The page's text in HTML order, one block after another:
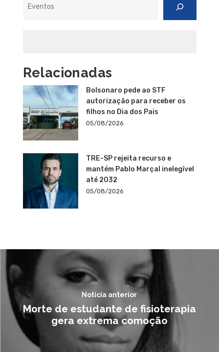
Relacionadas
Bolsonaro pede ao STF
autorização para receber os
filhos no Dia dos Pais
05/08/2026
TRE-SP rejeita recurso e
mantém Pablo Marçal inelegível
até 2032
05/08/2026
Notícia anterior
Morte de estudante de fisioterapia
gera extrema comoção